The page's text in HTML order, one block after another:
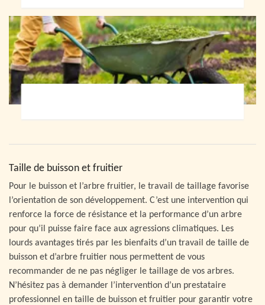
Taille de buisson et fruitier
Pour le buisson et l’arbre fruitier, le travail de taillage favorise
l’orientation de son développement. C’est une intervention qui
renforce la force de résistance et la performance d’un arbre
pour qu’il puisse faire face aux agressions climatiques. Les
lourds avantages tirés par les bienfaits d’un travail de taille de
buisson et d’arbre fruitier nous permettent de vous
recommander de ne pas négliger le taillage de vos arbres.
N’hésitez pas à demander l’intervention d’un prestataire
professionnel en taille de buisson et fruitier pour garantir votre